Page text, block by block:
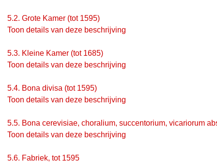
5.2. Grote Kamer (tot 1595)
Toon details van deze beschrijving
5.3. Kleine Kamer (tot 1685)
Toon details van deze beschrijving
5.4. Bona divisa (tot 1595)
Toon details van deze beschrijving
5.5. Bona cerevisiae, choralium, succentorium, vicariorum
Toon details van deze beschrijving
5.6. Fabriek, tot 1595